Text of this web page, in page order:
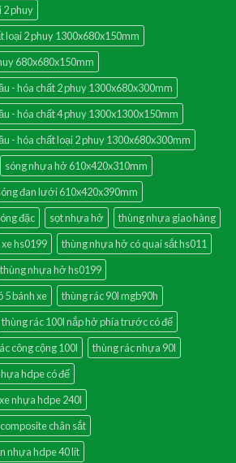
2 phuy
loại 2 phuy 1300x680x150mm
680x680x150mm
- hóa chất 2 phuy 1300x680x300mm
- hóa chất 4 phuy 1300x1300x150mm
- hóa chất loại 2 phuy 1300x680x300mm
sóng nhựa hở 610x420x310mm
đan lưới 610x420x390mm
đặc sọt nhựa hở
thùng nhựa giao hàng
hs0199
thùng nhựa hở có quai sắt hs011
thùng nhựa hở hs0199
5 bánh xe
thùng rác 90l mgb90h
thùng rác 100l nắp hở phía trước có đế
công cộng 100l
thùng rác nhựa 90l
hdpe có đế
nhựa hdpe 240l
chân sắt
nhựa hdpe 40 lít